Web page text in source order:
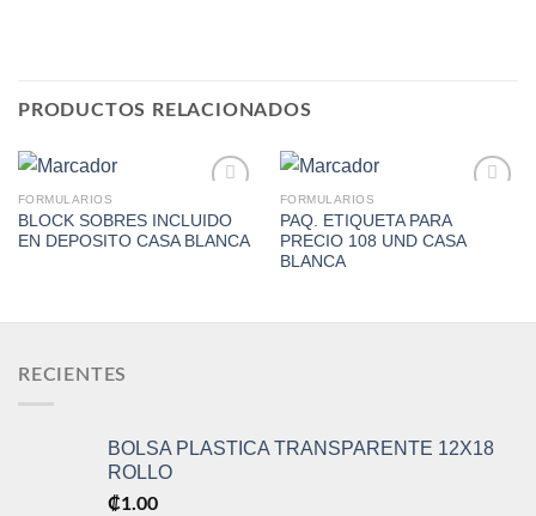
PRODUCTOS RELACIONADOS
Add to
FORMULARIOS
BLOCK SOBRES INCLUIDO
EN DEPOSITO CASA BLANCA
Add to
FORMULARIOS
PAQ. ETIQUETA PARA
PRECIO 108 UND CASA
BLANCA
RECIENTES
BOLSA PLASTICA TRANSPARENTE 12X18
ROLLO
₡1.00